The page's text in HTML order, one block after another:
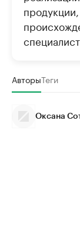
АвторыТеги
Оксана